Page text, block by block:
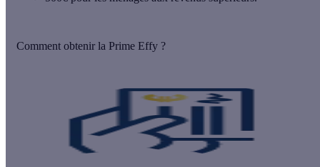
Comment obtenir la Prime Effy ?